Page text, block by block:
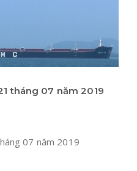
tháng 07 năm 2019
07 năm 2019